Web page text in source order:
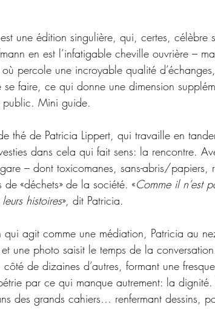
une édition singulière, qui, certes, célèbre
en est l’infatigable cheville ouvrière –
percole une incroyable qualité
se faire, ce qui donne une dimension
public. Mini guide.
thé de Patricia Lippert, qui travaille en
dans cela qui fait sens: la rencontre.
– dont toxicomanes, sans-abris/papiers,
«déchets» de la société. «Comme il n’est
histoires», dit Patricia.
agit comme une médiation, Patricia au
une photo saisit le temps de la
de dizaines d’autres, formant une
par ce qui manque autrement: la dignité.
des grands cahiers… renfermant dessins,